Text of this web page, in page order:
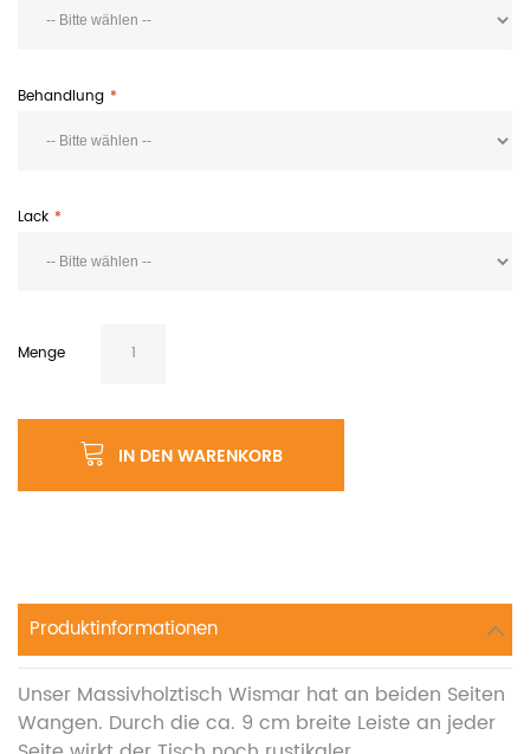
Behandlung
Lack
Menge
IN DEN WARENKORB
Produktinformationen
Unser Massivholztisch Wismar hat an beiden Seiten
Wangen. Durch die ca. 9 cm breite Leiste an jeder